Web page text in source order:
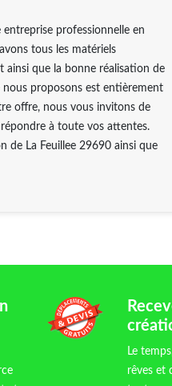
professionnelle en
tous les matériels
ainsi que la bonne réalisation de
proposons est entièrement
offre, nous vous invitons de
à toute vos attentes.
de La Feuillee 29690 ainsi que
Le
rêves et